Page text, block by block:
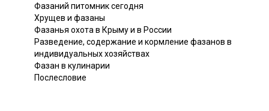
Фазаний питомник сегодня
Хрущев и фазаны
Фазанья охота в Крыму и в России
Разведение, содержание и кормление фазанов в
индивидуальных хозяйствах
Фазан в кулинарии
Послесловие